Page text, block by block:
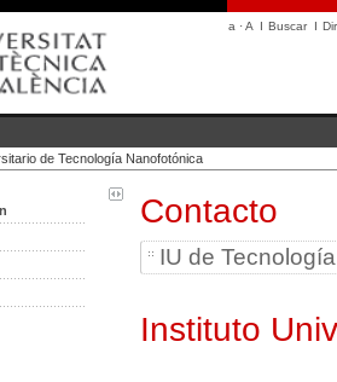
a ·A I BuscarI
de Tecnología Nanofotónica
Contacto
IU de
Instituto